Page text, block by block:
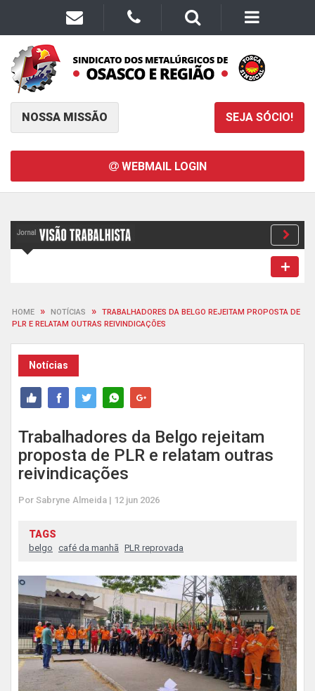
NOSSA MISSÃO SEJA SÓCIO!
WEBMAIL LOGIN
HOME » NOTÍCIAS »
TRABALHADORES DA BELGO REJEITAM PROPOSTA DE
PLR E RELATAM OUTRAS REIVINDICAÇÕES
Notícias
Trabalhadores da Belgo rejeitam
proposta de PLR e relatam outras
reivindicações
Por Sabryne Almeida | 12 jun 2026
TAGS
belgo café da manhã PLR reprovada